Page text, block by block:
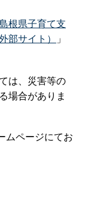
根県子育て支
部サイト）
」
は、災害等の
場合がありま
ムページにてお